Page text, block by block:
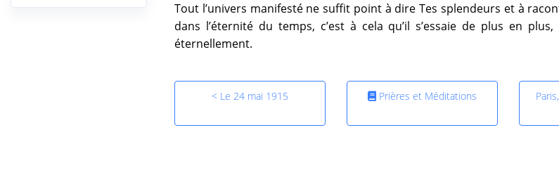
Tout l’univers manifesté ne suffit point à dire Tes splendeurs et à
dans l’éternité du temps, c’est à cela qu’il s’essaie de plus en
éternellement.
< Le 24 mai 1915 Prières et Méditations